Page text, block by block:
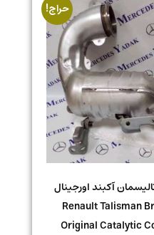
حراج!
تالیسمان آکبند اورجینال
Renault Talisman
Original Catalytic